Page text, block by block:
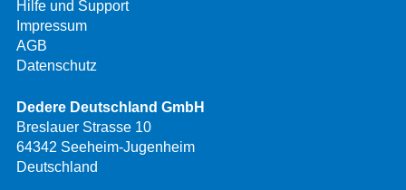
Hilfe und Support
Impressum
AGB
Datenschutz
Dedere Deutschland GmbH
Breslauer Strasse 10
64342 Seeheim-Jugenheim
Deutschland